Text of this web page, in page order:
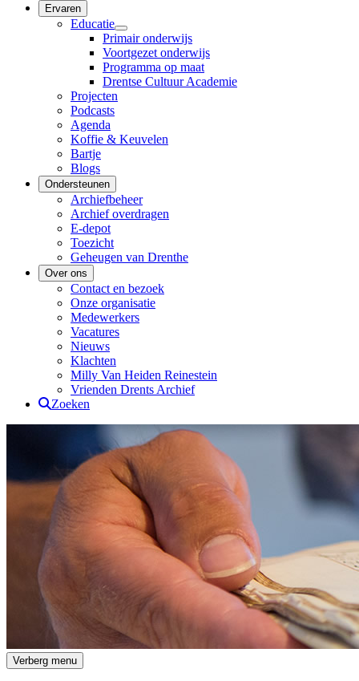
Ervaren
Educatie
Primair onderwijs
Voortgezet onderwijs
Programma op maat
Drentse Cultuur Academie
Projecten
Podcasts
Agenda
Koffie & Keuvelen
Bartje
Blogs
Ondersteunen
Archiefbeheer
Archief overdragen
E-depot
Toezicht
Geheugen van Drenthe
Over ons
Contact en bezoek
Onze organisatie
Medewerkers
Vacatures
Nieuws
Klachten
Milly Van Heiden Reinestein
Vrienden Drents Archief
Zoeken
Drents Archief
Verberg menu